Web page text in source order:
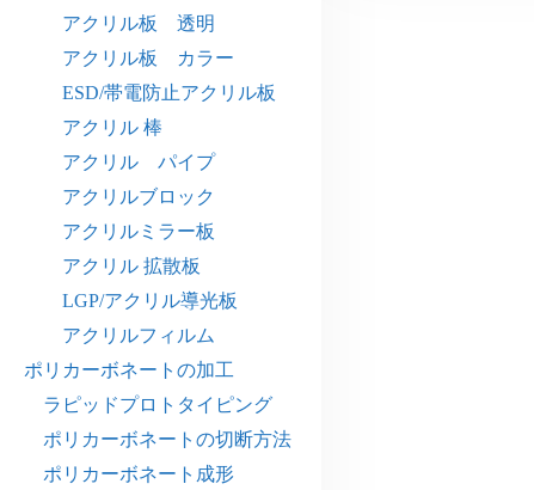
アクリル板 透明
アクリル板 カラー
ESD/帯電防止アクリル板
アクリル 棒
アクリル パイプ
アクリルブロック
アクリルミラー板
アクリル 拡散板
LGP/アクリル導光板
アクリルフィルム
ポリカーボネートの加工
ラピッドプロトタイピング
ポリカーボネートの切断方法
ポリカーボネート成形